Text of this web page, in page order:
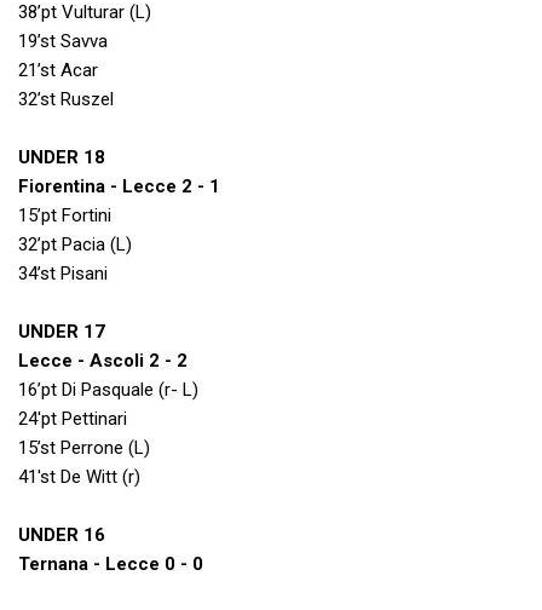
38’pt Vulturar (L)
19’st Savva
21’st Acar
32’st Ruszel
UNDER 18
Fiorentina - Lecce 2 - 1
15’pt Fortini
32’pt Pacia (L)
34’st Pisani
UNDER 17
Lecce - Ascoli 2 - 2
16’pt Di Pasquale (r- L)
24'pt Pettinari
15’st Perrone (L)
41'st De Witt (r)
UNDER 16
Ternana - Lecce 0 - 0